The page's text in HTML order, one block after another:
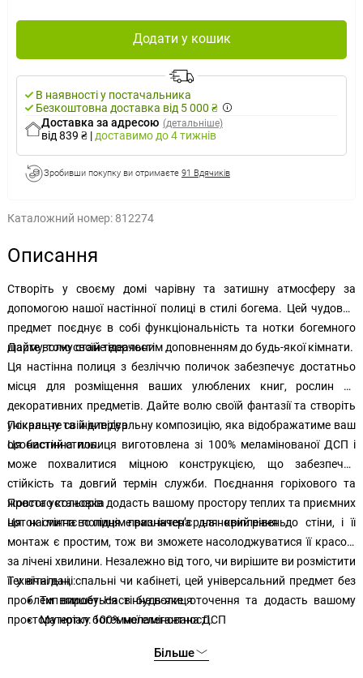
Додати у кошик
В наявності у постачальника
Безкоштовна доставка від 5 000 ₴
Доставка за адресою (детальніше)
від 839 ₴ | доставимо до 4 тижнів
Зробивши покупку ви отримаєте 91 Вдячиків
Каталожний номер: 812274
Описання
Створіть у своєму домі чарівну та затишну атмосферу за
допомогою нашої настінної полиці в стилі богема. Цей чудовий
предмет поєднує в собі функціональність та нотки богемного
шарму, тому стане ідеальним доповненням до будь-якої кімнати.
Дайте волю своїй творчості
Ця настінна полиця з безліччю поличок забезпечує достатньо
місця для розміщення ваших улюблених книг, рослин та
декоративних предметів. Дайте волю своїй фантазії та створіть
унікальну та індивідуальну композицію, яка відображатиме ваш
особистий стиль.
Покращте свій інтер'єр
Ця настінна полиця виготовлена зі 100% меламінованої ДСП і
може похвалитися міцною конструкцією, що забезпечує
стійкість та довгий термін служби. Поєднання горіхового та
жовтого кольорів додасть вашому простору теплих та приємних
ноток і миттєво підніме ваш інтер’єр на новий рівень.
Проста установка
Ця настінна полиця призначена для кріплення до стіни, і її
монтаж є простим, тож ви зможете насолоджуватися її красою
за лічені хвилини. Незалежно від того, чи вирішите ви розмістити
її у вітальні, спальні чи кабінеті, цей універсальний предмет без
проблем впишеться в будь-яке оточення та додасть вашому
простору нотку богемної елегантності.
Технічні дані:
Тип виробу: Настінна полиця
Матеріал: 100% меламінована ДСП
Більше